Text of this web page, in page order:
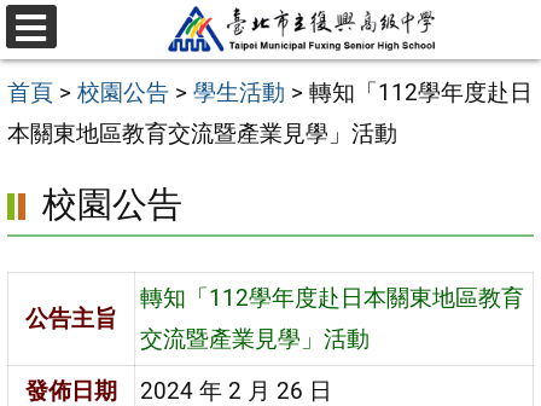
跳
至
主
要
容
區
選
單
首頁 > 校園公告 > 學生活動 > 轉知「112學年度赴日
本關東地區教育交流暨產業見學」活動
校園公告
公告主旨
轉知「112學年度赴日本關東地區教育
交流暨產業見學」活動
發佈日期
2024 年 2 月 26 日